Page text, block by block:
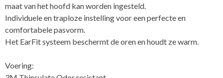
maat van het hoofd kan worden ingesteld.
Individuele en traploze instelling voor een perfecte en
comfortabele pasvorm.
Het EarFit systeem beschermt de oren en houdt ze warm.
Voering: